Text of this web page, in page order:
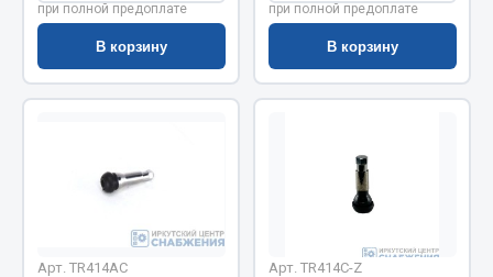
Весь раздел
РТИ
Лента конвейерная
Патрубки
при полной предоплате
В корзину
при полной предоплате
В корзину
Арт. TR414AC Арт. TR414С-Z